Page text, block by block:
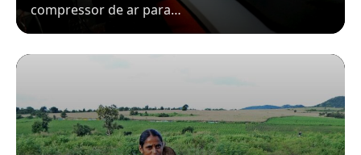
compressor de ar para…